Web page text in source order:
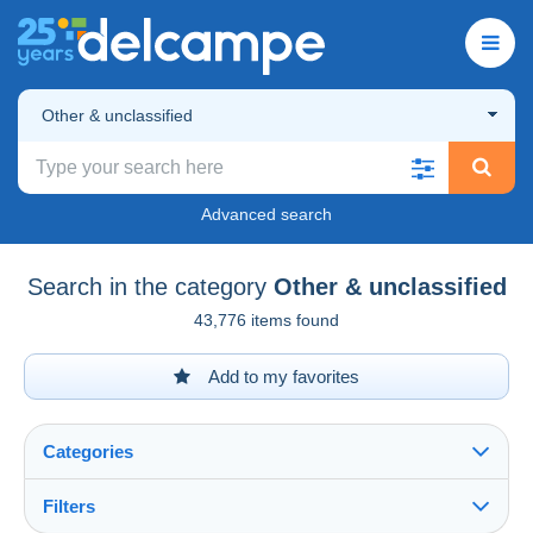
Other & unclassified
Advanced search
Search in the category Other & unclassified
43,776 items found
Add to my favorites
Categories
Filters